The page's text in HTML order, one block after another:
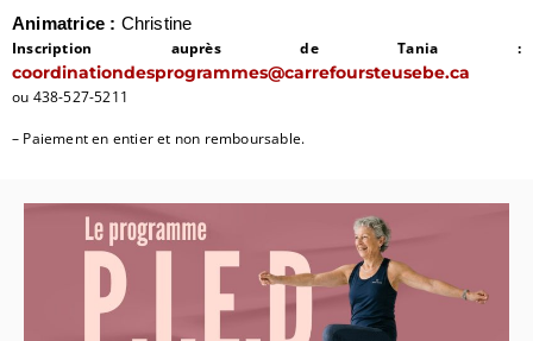
Animatrice : Christine
Inscription auprès de Tania :
coordinationdesprogrammes@carrefoursteusebe.ca
ou 438-527-5211
– Paiement en entier et non remboursable.